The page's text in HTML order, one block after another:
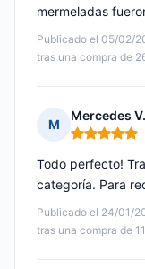
Publicado el 05/02/
tras una compra de
mermeladas
M
Mercedes V.
Nota: 5 de 5
Publicado el 24/01/
tras una compra de
Todo perfecto!
categoría. Para